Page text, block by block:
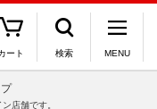
ート 検索 MENU
店舗です。